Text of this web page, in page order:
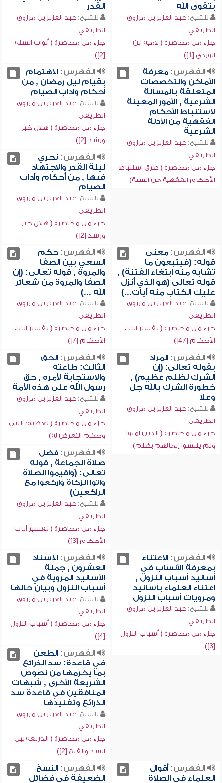
بتقوى الله
للشيخ: عبد العزيز بن مرزوق
الطريفي
جزء من محاضرة ( لامية ابن
الوردي [1])
القدر
للشيخ: عبد العزيز بن مرزوق
الطريفي
جزء من محاضرة ( أبواب السنة
[2])
الفهرس:معرفة
الأماكن والتخصصات
المتعلقة بالمسألة
الشرعية , الأمور المعينة
لاستنباط الأحكام
الفقهية من الأدلة
الشرعية
للشيخ: عبد العزيز بن مرزوق
الطريفي
جزء من محاضرة ( طرق استنباط
الأحكام الفقهية من السنة)
الفهرس:الاهتمام
بقيام ليل رمضان , من
أحكام وآداب الصيام
للشيخ: عبد العزيز بن مرزوق
الطريفي
جزء من محاضرة ( هلال خير
ورشد [2])
الفهرس: تحري
ليلة القدر والاجتهاد
فيها , من أحكام وآداب
الصيام
للشيخ: عبد العزيز بن مرزوق
الطريفي
جزء من محاضرة ( هلال خير
ورشد [2])
الفهرس:معنى
قوله: (فيتبعون ما
تشابه منه ابتغاء الفتنة) ,
قوله تعالى (هو الذي أنزل
عليك الكتاب منه آيات...)
للشيخ: عبد العزيز بن مرزوق
الطريفي
جزء من محاضرة ( تفسير آيات
الأحكام [47])
الفهرس:حكم
السعي بين الصفا
والمروة , قوله تعالى: (إن
الصفا والمروة من شعائر
الله ...)
للشيخ: عبد العزيز بن مرزوق
الطريفي
جزء من محاضرة ( تفسير آيات
الأحكام [7])
الفهرس:المراد
بقوله تعالى: (إن
الشرك لظلم عظيم) ,
خطورة الشرك بالله جل
وعلا
للشيخ: عبد العزيز بن مرزوق
الطريفي
جزء من محاضرة ( الذين آمنوا
ولم يلبسوا إيمانهم بظلم)
الفهرس:الحق
الثالث: طاعته
والاستجابة لأمره , حق
رسول الله على هذه الأمة
للشيخ: عبد العزيز بن مرزوق
الطريفي
جزء من محاضرة ( تعظيم النبي
وحكم التعرض له)
الفهرس:فضل
صلاة الجماعة , قوله
تعالى: (وأقيموا الصلاة
وآتوا الزكاة واركعوا مع
الراكعين)
للشيخ: عبد العزيز بن مرزوق
الطريفي
جزء من محاضرة ( تفسير آيات
الأحكام [3])
الفهرس:الاعتناء
بمعرفة الأنساب في
أسانيد أسباب النزول ,
اعتناء العلماء بأسانيد
ومرويات أسباب النزول
للشيخ: عبد العزيز بن مرزوق
الطريفي
جزء من محاضرة ( أسباب النزول
[3])
الفهرس:الإسناد
العشرون , جملة
الأسانيد المروية في
أسباب النزول وبيان حالها
للشيخ: عبد العزيز بن مرزوق
الطريفي
جزء من محاضرة ( أسباب النزول
[4])
الفهرس:الطعن
في قاعدة: سد الذرائع
بما يخرمها من نصوص
الشريعة الأخرى , شبهات
المنافقين في قاعدة سد
الذرائع وتفنيدها
للشيخ: عبد العزيز بن مرزوق
الطريفي
جزء من محاضرة ( الذريعة بين
السد والفتح [2])
الفهرس:أقوال
العلماء في الصلاة
الفهرس:النسخ
الضعيفة في فضائل